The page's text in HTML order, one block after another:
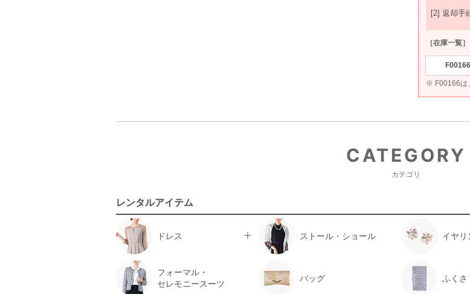
[2] 返却手
［在庫一覧］
F00166
※ F00166は
CATEGORY
カテゴリ
レンタルアイテム
ドレス ストール・ショール イヤリ
フォーマル・
セレモニースーツ
バッグ ふくさ